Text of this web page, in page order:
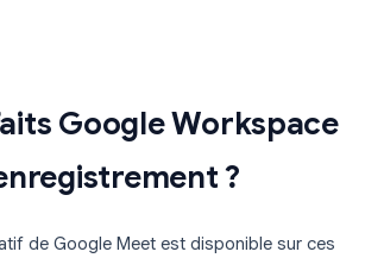
Google Workspace
?
de Google Meet est disponible sur ces